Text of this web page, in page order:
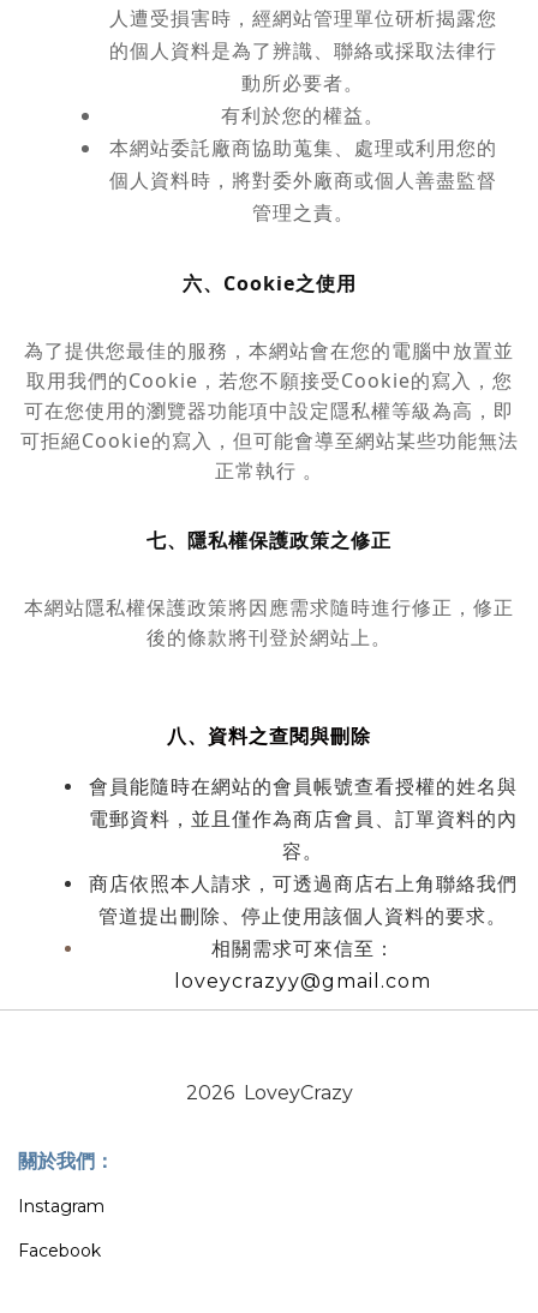
人遭受損害時，經網站管理單位研析揭露您
的個人資料是為了辨識、聯絡或採取法律行
動所必要者。
有利於您的權益。
本網站委託廠商協助蒐集、處理或利用您的
個人資料時，將對委外廠商或個人善盡監督
管理之責。
六、Cookie之使用
為了提供您最佳的服務，本網站會在您的電腦中放置並
取用我們的Cookie，若您不願接受Cookie的寫入，您
可在您使用的瀏覽器功能項中設定隱私權等級為高，即
可拒絕Cookie的寫入，但可能會導至網站某些功能無法
正常執行 。
七、隱私權保護政策之修正
本網站隱私權保護政策將因應需求隨時進行修正，修正
後的條款將刊登於網站上。
八、資料之查閱與刪除
會員能隨時在網站的會員帳號查看授權的姓名與
電郵資料，並且僅作為商店會員、訂單資料的內
容。
商店依照本人請求，可透過商店右上角聯絡我們
管道提出刪除、停止使用該個人資料的要求。
相關需求可來信至：
loveycrazyy@gmail.com
2026 LoveyCrazy
關於我們：
Instagram
Facebook